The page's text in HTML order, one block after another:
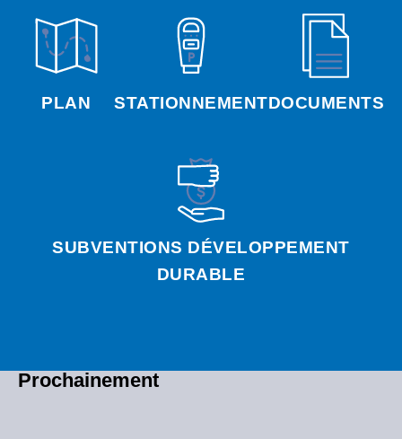
PLAN STATIONNEMENTDOCUMENTS
SUBVENTIONS DÉVELOPPEMENT
DURABLE
Prochainement